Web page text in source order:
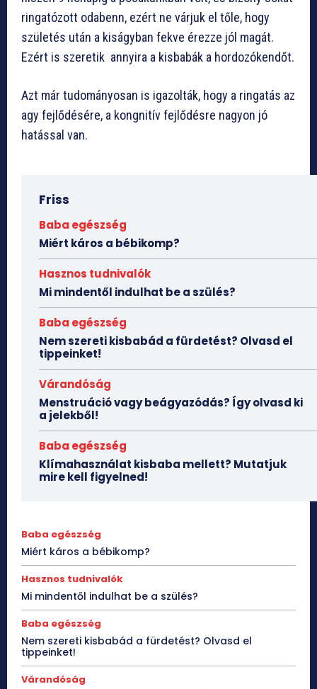
ringatózott odabenn, ezért ne várjuk el tőle, hogy
születés után a kiságyban fekve érezze jól magát.
Ezért is szeretik annyira a kisbabák a hordozókendőt.
Azt már tudományosan is igazolták, hogy a ringatás az
agy fejlődésére, a kongnitív fejlődésre nagyon jó
hatással van.
Friss
Baba egészség
Miért káros a bébikomp?
Hasznos tudnivalók
Mi mindentől indulhat be a szülés?
Baba egészség
Nem szereti kisbabád a fürdetést? Olvasd el
tippeinket!
Várandóság
Menstruáció vagy beágyazódás? Így olvasd ki
a jelekből!
Baba egészség
Klímahasználat kisbaba mellett? Mutatjuk
mire kell figyelned!
Baba egészség
Miért káros a bébikomp?
Hasznos tudnivalók
Mi mindentől indulhat be a szülés?
Baba egészség
Nem szereti kisbabád a fürdetést? Olvasd el
tippeinket!
Várandóság